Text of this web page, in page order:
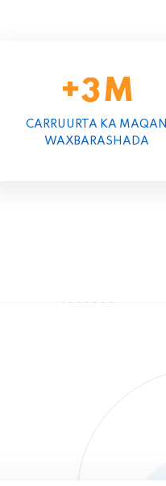
+3M
CARRUURTA KA MAQAN
WAXBARASHADA